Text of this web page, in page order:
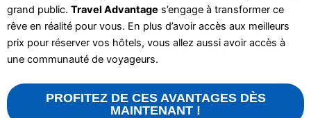
grand public. Travel Advantage s’engage à transformer ce
rêve en réalité pour vous. En plus d’avoir accès aux meilleurs
prix pour réserver vos hôtels, vous allez aussi avoir accès à
une communauté de voyageurs.
PROFITEZ DE CES AVANTAGES DÈS
MAINTENANT !